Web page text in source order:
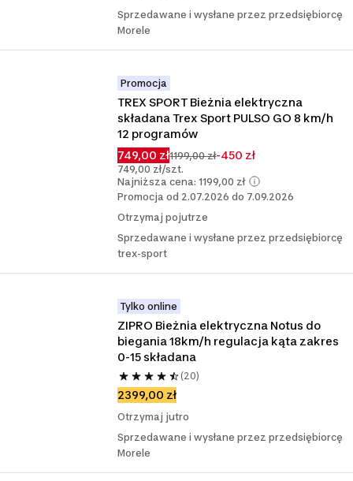
Sprzedawane i wysłane przez przedsiębiorcę
Morele
Promocja
TREX SPORT Bieżnia elektryczna
składana Trex Sport PULSO GO 8 km/h
12 programów
749,00 zł1199,00 zł-450 zł
749,00 zł/szt.
Najniższa cena: 1199,00 zł
Promocja od 2.07.2026 do 7.09.2026
Otrzymaj pojutrze
Sprzedawane i wysłane przez przedsiębiorcę
trex-sport
Tylko online
ZIPRO Bieżnia elektryczna Notus do
biegania 18km/h regulacja kąta zakres
0-15 składana
(20)
2399,00 zł
Otrzymaj jutro
Sprzedawane i wysłane przez przedsiębiorcę
Morele